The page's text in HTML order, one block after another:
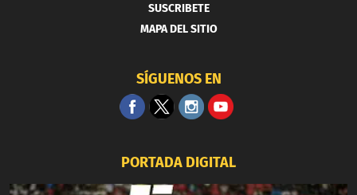
SUSCRIBETE
MAPA DEL SITIO
SÍGUENOS EN
PORTADA DIGITAL